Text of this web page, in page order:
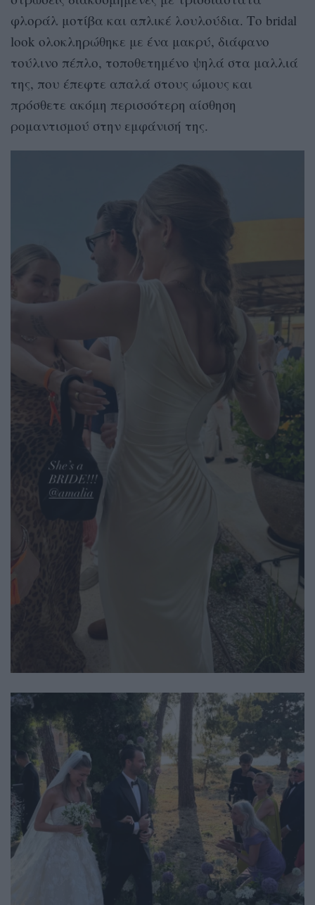
φλοράλ μοτίβα και απλικέ λουλούδια. Το bridal
look ολοκληρώθηκε με ένα μακρύ, διάφανο
τούλινο πέπλο, τοποθετημένο ψηλά στα μαλλιά
της, που έπεφτε απαλά στους ώμους και
πρόσθετε ακόμη περισσότερη αίσθηση
ρομαντισμού στην εμφάνισή της.